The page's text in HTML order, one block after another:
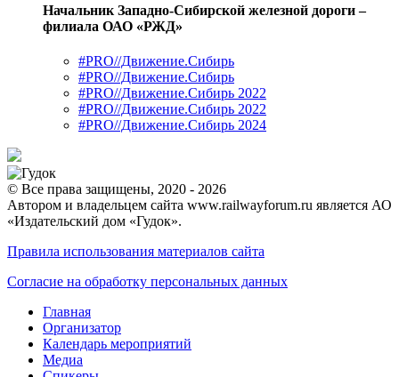
Начальник Западно-Сибирской железной дороги –
филиала ОАО «РЖД»
#PRO//Движение.Сибирь
#PRO//Движение.Сибирь
#PRO//Движение.Сибирь 2022
#PRO//Движение.Сибирь 2022
#PRO//Движение.Сибирь 2024
© Все права защищены, 2020 - 2026
Автором и владельцем сайта www.railwayforum.ru является АО
«Издательский дом «Гудок».
Правила использования материалов сайта
Согласие на обработку персональных данных
Главная
Организатор
Календарь мероприятий
Медиа